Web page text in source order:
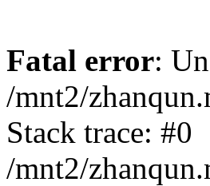
Fatal error:
/mnt2/
Stack trace: #0
/mnt2/